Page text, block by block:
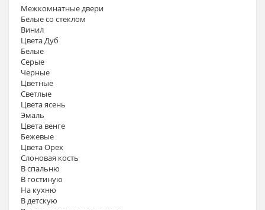
Межкомнатные двери
Белые со стеклом
Винил
Цвета Дуб
Белые
Серые
Черные
Цветные
Светлые
Цвета ясень
Эмаль
Цвета венге
Бежевые
Цвета Орех
Слоновая кость
В спальню
В гостиную
На кухню
В детскую